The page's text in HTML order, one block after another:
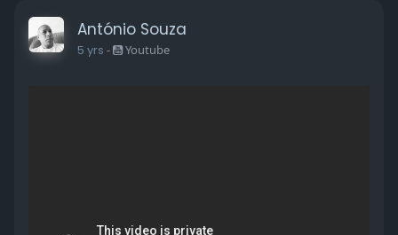
António Souza
5 yrs - Youtube